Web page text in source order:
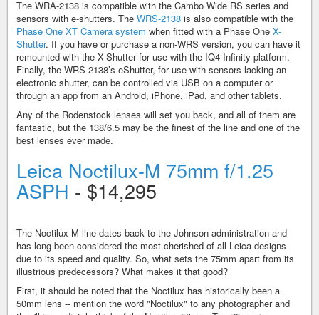
The WRA-2138 is compatible with the Cambo Wide RS series and
sensors with e-shutters. The WRS-2138 is also compatible with the
Phase One XT Camera system when fitted with a Phase One X-
Shutter. If you have or purchase a non-WRS version, you can have it
remounted with the X-Shutter for use with the IQ4 Infinity platform.
Finally, the WRS-2138’s eShutter, for use with sensors lacking an
electronic shutter, can be controlled via USB on a computer or
through an app from an Android, iPhone, iPad, and other tablets.
Any of the Rodenstock lenses will set you back, and all of them are
fantastic, but the 138/6.5 may be the finest of the line and one of the
best lenses ever made.
Leica Noctilux-M 75mm f/1.25
ASPH - $14,295
The Noctilux-M line dates back to the Johnson administration and
has long been considered the most cherished of all Leica designs
due to its speed and quality. So, what sets the 75mm apart from its
illustrious predecessors? What makes it that good?
First, it should be noted that the Noctilux has historically been a
50mm lens -- mention the word "Noctilux" to any photographer and